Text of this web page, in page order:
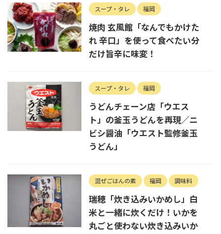
スープ・タレ 福岡
焼肉 玄風館「なんでもかけた
れ 辛口」を使って食べたい分
だけ旨辛に味変！
スープ・タレ 福岡
うどんチェーン店「ウエス
ト」の釜玉うどんを再現／ニ
ビシ醤油「ウエスト監修釜玉
うどん」
混ぜごはんの素 福岡 調味料
瑞穂「炊き込みいかめし」白
米と一緒に炊くだけ！いかを
丸ごと使わない炊き込みいか